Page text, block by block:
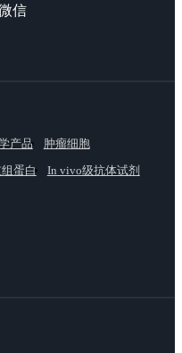
信
产品
肿瘤细胞
蛋白 In vivo级抗体试剂